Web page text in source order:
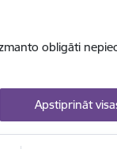
obligāti
Apstiprināt